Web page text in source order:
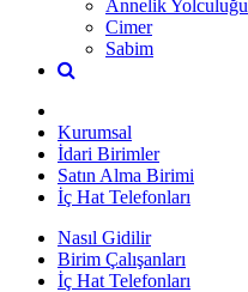
Annelik Yolculuğu
Cimer
Sabim
Kurumsal
İdari Birimler
Satın Alma Birimi
İç Hat Telefonları
Nasıl Gidilir
Birim Çalışanları
İç Hat Telefonları